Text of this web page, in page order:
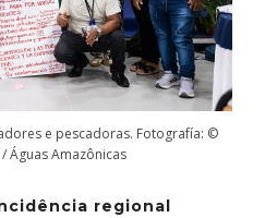
e pescadoras. Fotografía: ©
Águas Amazônicas
regional